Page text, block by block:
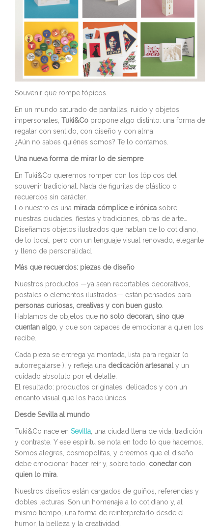
Souvenir que rompe tópicos.
En un mundo saturado de pantallas, ruido y objetos
impersonales, Tuki&Co propone algo distinto: una forma de
regalar con sentido, con diseño y con alma.
¿Aún no sabes quiénes somos? Te lo contamos.
Una nueva forma de mirar lo de siempre
En Tuki&Co queremos romper con los tópicos del
souvenir tradicional. Nada de figuritas de plástico o
recuerdos sin carácter.
Lo nuestro es una mirada cómplice e irónica sobre
nuestras ciudades, fiestas y tradiciones, obras de arte…
Diseñamos objetos ilustrados que hablan de lo cotidiano,
de lo local, pero con un lenguaje visual renovado, elegante
y lleno de personalidad.
Más que recuerdos: piezas de diseño
Nuestros productos —ya sean recortables decorativos,
postales o elementos ilustrados— están pensados para
personas curiosas, creativas y con buen gusto.
Hablamos de objetos que no solo decoran, sino que
cuentan algo, y que son capaces de emocionar a quien los
recibe.
Cada pieza se entrega ya montada, lista para regalar (o
autorregalarse ), y refleja una dedicación artesanaly un
cuidado absoluto por el detalle.
El resultado: productos originales, delicados y con un
encanto visual que los hace únicos.
Desde Sevilla al mundo
Tuki&Co nace en Sevilla , una ciudad llena de vida, tradición
y contraste. Y ese espíritu se nota en todo lo que hacemos.
Somos alegres, cosmopolitas, y creemos que el diseño
debe emocionar, hacer reír y, sobre todo, conectar con
quien lo mira
Nuestros diseños están cargados de guiños, referencias y
dobles lecturas. Son un homenaje a lo cotidiano y, al
mismo tiempo, una forma de reinterpretarlo desde el
humor, la belleza y la creatividad.